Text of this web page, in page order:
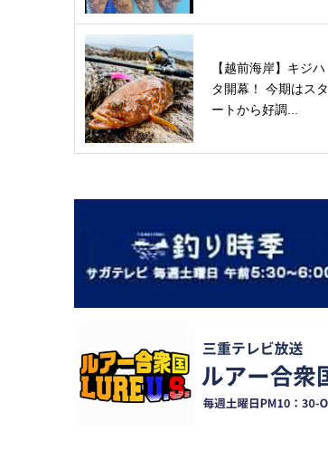
【越前海岸】キジハ
タ開幕！ 今期はスタ
ートから好調...